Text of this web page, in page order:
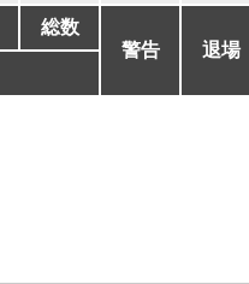
総数
警告
退場